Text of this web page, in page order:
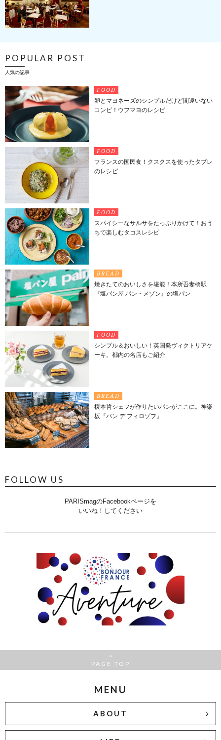
POPULAR POST
人気の記事
FOOD
卵とマヨネーズのシンプルだけど間違いない
コンビ！ウフマヨのレシピ
FOOD
フランスの国民食！クスクスを使ったタブレ
のレシピ
FOOD
スパイシーなサルサをたっぷりかけて！おう
ちで楽しむタコスレシピ
BREAD
焼きたてのおいしさを堪能！本所吾妻橋駅
『塩パン屋 パン・メゾン』の塩パン
FOOD
シンプル＆おいしい！英国発ヴィクトリアケ
ーキ。都内の名店もご紹介
BREAD
榎本哲シェフが作りたいパンがここに。神楽
坂『パン デ フィロゾフ』
FOLLOW US
PARISmagのFacebookページを
いいね！してください
PAGE TOP
MENU
ABOUT